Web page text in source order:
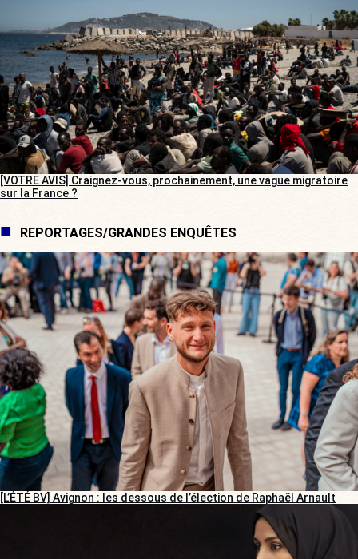
[VOTRE AVIS] Craignez-vous, prochainement, une vague migratoire
sur la France ?
REPORTAGES/GRANDES ENQUÊTES
[L’ÉTÉ BV] Avignon : les dessous de l’élection de Raphaël Arnault